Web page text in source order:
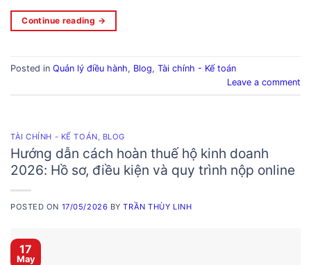
Continue reading →
Posted in Quản lý điều hành, Blog, Tài chính - Kế toán
Leave a comment
TÀI CHÍNH - KẾ TOÁN, BLOG
Hướng dẫn cách hoàn thuế hộ kinh doanh
2026: Hồ sơ, điều kiện và quy trình nộp online
POSTED ON 17/05/2026 BYTRẦN THÙY LINH
17
May